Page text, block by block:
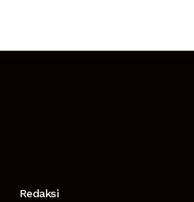
Redaksi